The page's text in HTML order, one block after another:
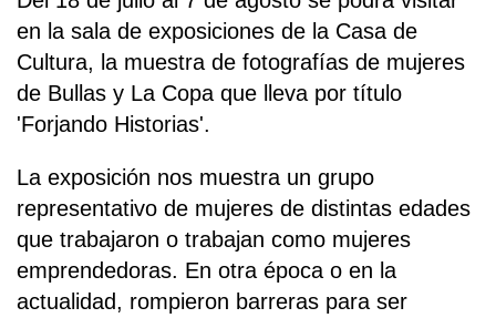
en la sala de exposiciones de la Casa de
Cultura, la muestra de fotografías de mujeres
de Bullas y La Copa que lleva por título
'Forjando Historias'.
La exposición nos muestra un grupo
representativo de mujeres de distintas edades
que trabajaron o trabajan como mujeres
emprendedoras. En otra época o en la
actualidad, rompieron barreras para ser